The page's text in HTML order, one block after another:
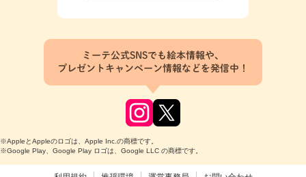
ミーテ公式SNSでも絵本情報や、
プレゼントキャンペーン情報などを発信中！
※AppleとAppleのロゴは、Apple Inc.の商標です。
※Google Play、Google Play ロゴは、Google LLC の商標です。